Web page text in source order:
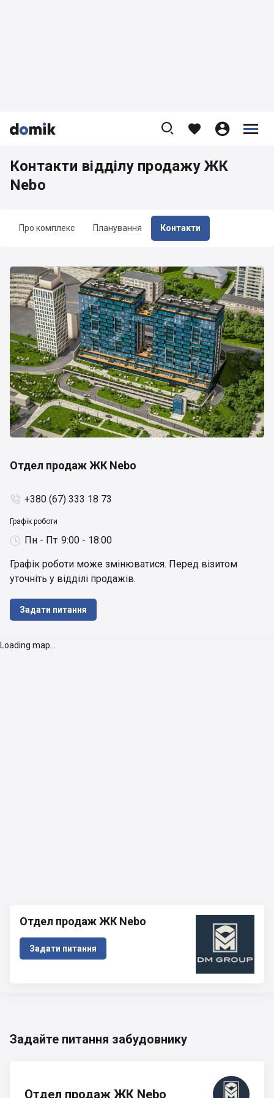


    


Про комплекс Планування Контакти
Контакти відділу продажу ЖК
Nebo
Отдел продаж ЖК Nebo
 +380 (67) 333 18 73
Графік роботи
 Пн - Пт 9:00 - 18:00
Графік роботи може змінюватися. Перед візитом
уточніть у відділі продажів.
Задати питання
Loading map...
Отдел продаж ЖК Nebo
Задати питання
Задайте питання забудовнику
Отдел продаж ЖК Nebo